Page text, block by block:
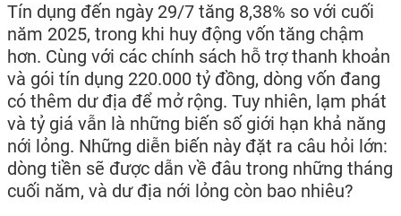
Tín dụng đến ngày 29/7 tăng 8,38% so với cuối
năm 2025, trong khi huy động vốn tăng chậm
hơn. Cùng với các chính sách hỗ trợ thanh khoản
và gói tín dụng 220.000 tỷ đồng, dòng vốn đang
có thêm dư địa để mở rộng. Tuy nhiên, lạm phát
và tỷ giá vẫn là những biến số giới hạn khả năng
nới lỏng. Những diễn biến này đặt ra câu hỏi lớn:
dòng tiền sẽ được dẫn về đâu trong những tháng
cuối năm, và dư địa nới lỏng còn bao nhiêu?